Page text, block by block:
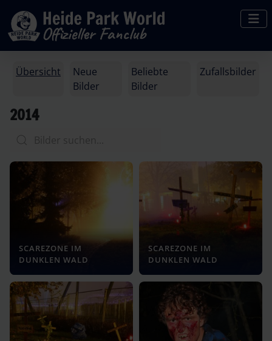
Übersicht
Neue
Bilder
Beliebte
Bilder
Zufallsbilder
2014
SCAREZONE IM
DUNKLEN WALD
SCAREZONE IM
DUNKLEN WALD